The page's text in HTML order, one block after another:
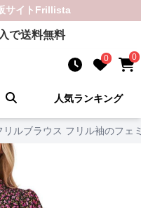
サイト Frillista
で送料無料
0 0
人気ランキング
リルブラウス フリル袖のフェ